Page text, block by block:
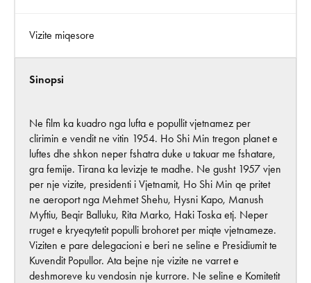
Vizite miqesore
Sinopsi
Ne film ka kuadro nga lufta e popullit vjetnamez per
clirimin e vendit ne vitin 1954. Ho Shi Min tregon planet e
luftes dhe shkon neper fshatra duke u takuar me fshatare,
gra femije. Tirana ka levizje te madhe. Ne gusht 1957 vjen
per nje vizite, presidenti i Vjetnamit, Ho Shi Min qe pritet
ne aeroport nga Mehmet Shehu, Hysni Kapo, Manush
Myftiu, Beqir Balluku, Rita Marko, Haki Toska etj. Neper
rruget e kryeqytetit populli brohoret per miqte vjetnameze.
Viziten e pare delegacioni e beri ne seline e Presidiumit te
Kuvendit Popullor. Ata bejne nje vizite ne varret e
deshmoreve ku vendosin nje kurrore. Ne seline e Komitetit